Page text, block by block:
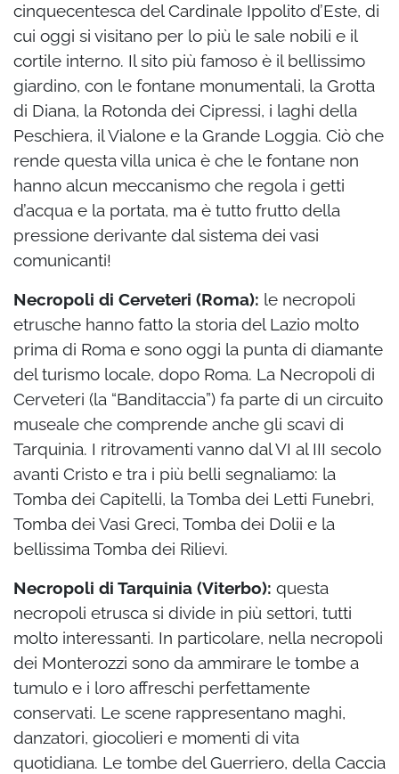
cinquecentesca del Cardinale Ippolito d’Este, di
cui oggi si visitano per lo più le sale nobili e il
cortile interno. Il sito più famoso è il bellissimo
giardino, con le fontane monumentali, la Grotta
di Diana, la Rotonda dei Cipressi, i laghi della
Peschiera, il Vialone e la Grande Loggia. Ciò che
rende questa villa unica è che le fontane non
hanno alcun meccanismo che regola i getti
d’acqua e la portata, ma è tutto frutto della
pressione derivante dal sistema dei vasi
comunicanti!
Necropoli di Cerveteri (Roma): le necropoli
etrusche hanno fatto la storia del Lazio molto
prima di Roma e sono oggi la punta di diamante
del turismo locale, dopo Roma. La Necropoli di
Cerveteri (la “Banditaccia”) fa parte di un circuito
museale che comprende anche gli scavi di
Tarquinia. I ritrovamenti vanno dal VI al III secolo
avanti Cristo e tra i più belli segnaliamo: la
Tomba dei Capitelli, la Tomba dei Letti Funebri,
Tomba dei Vasi Greci, Tomba dei Dolii e la
bellissima Tomba dei Rilievi.
Necropoli di Tarquinia (Viterbo): questa
necropoli etrusca si divide in più settori, tutti
molto interessanti. In particolare, nella necropoli
dei Monterozzi sono da ammirare le tombe a
tumulo e i loro affreschi perfettamente
conservati. Le scene rappresentano maghi,
danzatori, giocolieri e momenti di vita
quotidiana. Le tombe del Guerriero, della Caccia